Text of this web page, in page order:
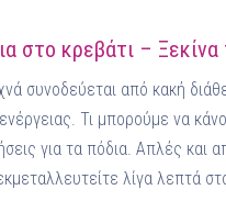
στο κρεβάτι –
συνοδεύεται από κακή
Τι μπορούμε να
για τα πόδια. Απλές και
λίγα λεπτά